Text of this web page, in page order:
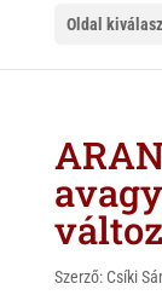
Oldal
Szerző: Csíki